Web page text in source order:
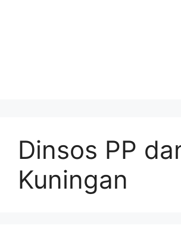
Dinsos PP
Kuningan